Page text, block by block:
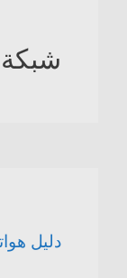
شبكة
دليل